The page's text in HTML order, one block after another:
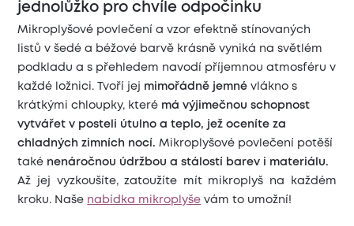
jednolůžko pro chvíle odpočinku
Mikroplyšové povlečení a vzor efektně stínovaných
listů v šedé a béžové barvě krásně vyniká na světlém
podkladu a s přehledem navodí příjemnou atmosféru v
každé ložnici. Tvoří jej
mimořádně jemnévlákno s
krátkými chloupky, které má výjimečnou schopnost
vytvářet v posteli útulno a teplo, jež oceníte za
chladných zimních nocí.Mikroplyšové povlečení potěší
také nenáročnou údržbou a stálostí barev i materiálu.
Až jej vyzkoušíte, zatoužíte mít mikroplyš na každém
kroku. Naše nabídka mikroplyše vám to umožní!